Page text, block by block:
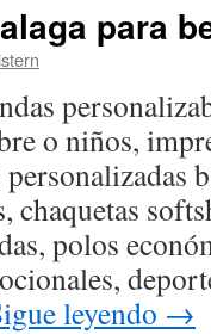
para
istern
o niños,
chaquetas
polos
leyendo →